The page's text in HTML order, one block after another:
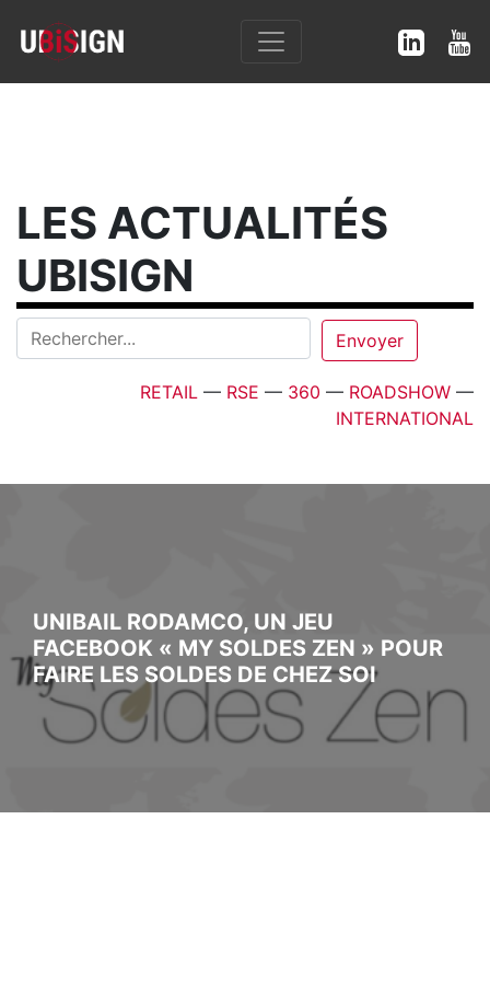
LES ACTUALITÉS
UBISIGN
RETAIL — RSE — 360 — ROADSHOW —
INTERNATIONAL
UNIBAIL RODAMCO, UN JEU
FACEBOOK « MY SOLDES ZEN » POUR
FAIRE LES SOLDES DE CHEZ SOI